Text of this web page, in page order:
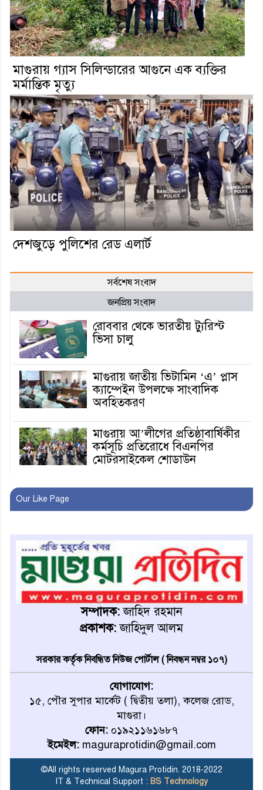
মাগুরায় গ্যাস সিলিন্ডারের আগুনে এক ব্যক্তির
মর্মান্তিক মৃত্যু
দেশজুড়ে পুলিশের রেড এলার্ট
সর্বশেষ সংবাদ
জনপ্রিয় সংবাদ
রোববার থেকে ভারতীয় ট্যুরিস্ট
ভিসা চালু
মাগুরায় জাতীয় ভিটামিন ‘এ’ প্লাস
ক্যাম্পেইন উপলক্ষে সাংবাদিক
অবহিতকরণ
মাগুরায় আ’লীগের প্রতিষ্ঠাবার্ষিকীর
কর্মসূচি প্রতিরোধে বিএনপির
মোটরসাইকেল শোডাউন
খুব শিঘ্রই কর্মস্থলে ফিরবেন
মহম্মদপুর থানার ওসিকে ক্লোজ
বাবার হাতে বিক্রি টুকটুকি পুলিশের
সহযোগিতায় ফিরলো মায়ের
কোলে
বিক্ষোভ-সিসি ক্যামেরা ফুটেজ
যাচাইয়ের দাবি অভিযুক্ত শিক্ষকের
মাগুরার কথিত মাদক সম্রাট
আমিরুল গ্রেফতার
মাগুরায় আর্জেন্টিনা ফুটবল
ভক্তদের বর্ণাঢ্য শোভাযাত্রা
Our Like Page
সম্পাদক:জাহিদ রহমান
প্রকাশক:জাহিদুল আলম
সরকার কর্তৃক নিবন্ধিত নিউজ পোর্টাল ( নিবন্ধন নম্বর ১০৭)
যোগাযোগ:
১৫, পৌর সুপার মার্কেট ( দ্বিতীয় তলা), কলেজ রোড,
মাগুরা।
ফোন: ০১৯২১১৬১৬৮৭
ইমেইল: maguraprotidin@gmail.com
©All rights reserved Magura Protidin. 2018-2022
IT & Technical Support : BS Technology